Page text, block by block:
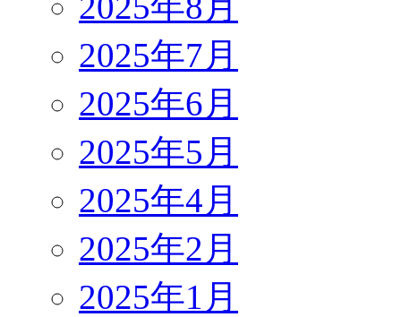
2025年7月
2025年6月
2025年5月
2025年4月
2025年2月
2025年1月